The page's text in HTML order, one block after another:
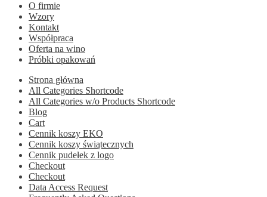
O firmie
Wzory
Kontakt
Współpraca
Oferta na wino
Próbki opakowań
Strona główna
All Categories Shortcode
All Categories w/o Products Shortcode
Blog
Cart
Cennik koszy EKO
Cennik koszy świątecznych
Cennik pudełek z logo
Checkout
Checkout
Data Access Request